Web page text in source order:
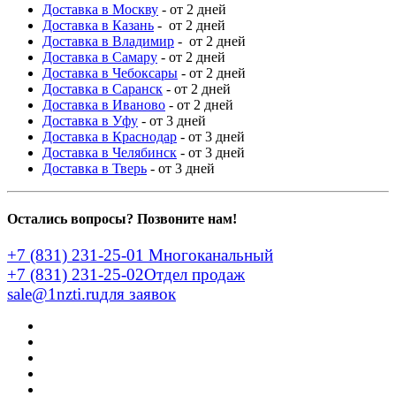
Доставка в Москву - от 2 дней
Доставка в Казань - от 2 дней
Доставка в Владимир - от 2 дней
Доставка в Самару - от 2 дней
Доставка в Чебоксары - от 2 дней
Доставка в Саранск - от 2 дней
Доставка в Иваново - от 2 дней
Доставка в Уфу - от 3 дней
Доставка в Краснодар - от 3 дней
Доставка в Челябинск - от 3 дней
Доставка в Тверь - от 3 дней
Остались вопросы? Позвоните нам!
+7 (831) 231-25-01 Многоканальный
+7 (831) 231-25-02Отдел продаж
sale@1nzti.ruдля заявок